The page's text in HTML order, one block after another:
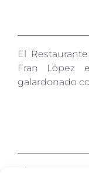
El
Fran López
galardonado